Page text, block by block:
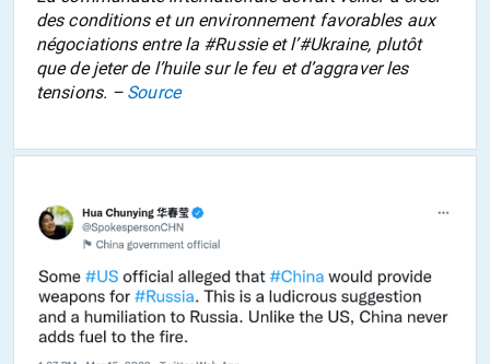
des conditions et un environnement favorables aux
négociations entre la #Russie et l’#Ukraine, plutôt
que de jeter de l’huile sur le feu et d’aggraver les
tensions. – Source